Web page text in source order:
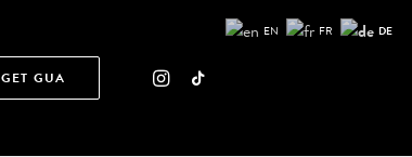
GET GUA
EN FR DE